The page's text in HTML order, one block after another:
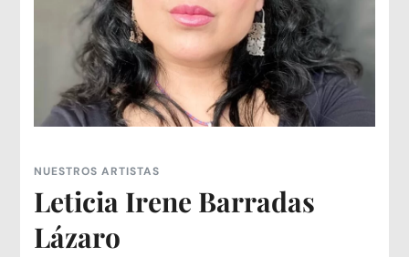
NUESTROS ARTISTAS
Leticia Irene Barradas
Lázaro